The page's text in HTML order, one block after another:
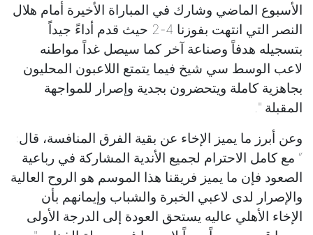
الأسبوع الماضي وشارك في المباراة الأخيرة أمام هلال
النصر التي انتهت بفوزنا 4-2 حيث قدم أداءً جيداً
بتسجيله هدفاً وصناعة آخر كما سيصل غداً مواطنه
لاعب الوسط سي شيخ فيما يتمتع اللاعبون المحليون
بجاهزية كاملة ويتحضرون بجدية وإصرار للمواجهة
المقبلة ".
وعن أبرز ما يميز الإخاء عن بقية الفرق المنافسة، قال:
“ مع كامل الاحترام لجميع الأندية المشاركة في رباعية
الصعود فإن ما يميز فريقنا هذا الموسم هو الروح العالية
والإصرار لدى لاعبي الخبرة والشباب وإيمانهم بأن
الإخاء الأهلي عاليه يستحق العودة إلى الدرجة الأولى